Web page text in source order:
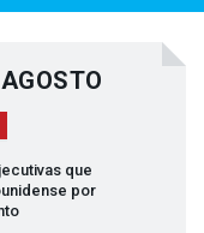
que
por